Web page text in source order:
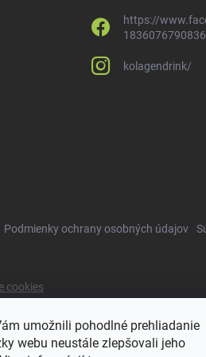
umožnili pohodlné prehliadanie
webu neustále zlepšovali jeho
https://
kolagendrink/
Podmienky ochrany osobných údajov
cookies
NAPÍSALI O NÁS